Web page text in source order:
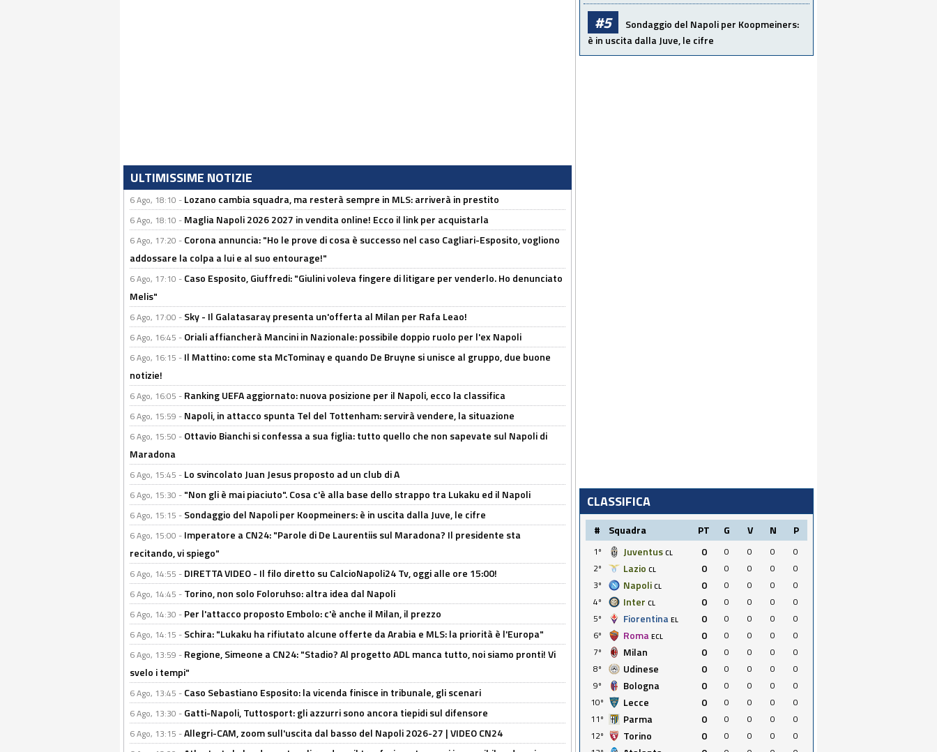
ULTIMISSIME NOTIZIE
6 Ago, 18:10 - Lozano cambia squadra, ma resterà sempre in MLS: arriverà in prestito
6 Ago, 18:10 - Maglia Napoli 2026 2027 in vendita online! Ecco il link per acquistarla
6 Ago, 17:20 - Corona annuncia: "Ho le prove di cosa è successo nel caso Cagliari-Esposito, vogliono
addossare la colpa a lui e al suo entourage!"
6 Ago, 17:10 - Caso Esposito, Giuffredi: "Giulini voleva fingere di litigare per venderlo. Ho denunciato
Melis"
6 Ago, 17:00 - Sky - Il Galatasaray presenta un'offerta al Milan per Rafa Leao!
6 Ago, 16:45 - Oriali affiancherà Mancini in Nazionale: possibile doppio ruolo per l'ex Napoli
6 Ago, 16:15 - Il Mattino: come sta McTominay e quando De Bruyne si unisce al gruppo, due buone
notizie!
6 Ago, 16:05 - Ranking UEFA aggiornato: nuova posizione per il Napoli, ecco la classifica
6 Ago, 15:59 - Napoli, in attacco spunta Tel del Tottenham: servirà vendere, la situazione
6 Ago, 15:50 - Ottavio Bianchi si confessa a sua figlia: tutto quello che non sapevate sul Napoli di
Maradona
6 Ago, 15:45 - Lo svincolato Juan Jesus proposto ad un club di A
6 Ago, 15:30 - "Non gli è mai piaciuto". Cosa c'è alla base dello strappo tra Lukaku ed il Napoli
6 Ago, 15:15 - Sondaggio del Napoli per Koopmeiners: è in uscita dalla Juve, le cifre
6 Ago, 15:00 - Imperatore a CN24: "Parole di De Laurentiis sul Maradona? Il presidente sta
recitando, vi spiego"
6 Ago, 14:55 - DIRETTA VIDEO - Il filo diretto su CalcioNapoli24 Tv, oggi alle ore 15:00!
6 Ago, 14:45 - Torino, non solo Foloruhso: altra idea dal Napoli
6 Ago, 14:30 - Per l'attacco proposto Embolo: c'è anche il Milan, il prezzo
6 Ago, 14:15 - Schira: "Lukaku ha rifiutato alcune offerte da Arabia e MLS: la priorità è l'Europa"
6 Ago, 13:59 - Regione, Simeone a CN24: "Stadio? Al progetto ADL manca tutto, noi siamo pronti! Vi
svelo i tempi"
6 Ago, 13:45 - Caso Sebastiano Esposito: la vicenda finisce in tribunale, gli scenari
6 Ago, 13:30 - Gatti-Napoli, Tuttosport: gli azzurri sono ancora tiepidi sul difensore
6 Ago, 13:15 -Allegri-CAM, zoom sull'uscita dal basso del Napoli 2026-27 | VIDEO CN24
#5
Sondaggio del Napoli per Koopmeiners:
è in uscita dalla Juve, le cifre
CLASSIFICA
# Squadra PT G V N P
1º Juventus CL 0 0 0 0
0
2º
Lazio CL 0 0 0 0
0
3º
Napoli CL 0 0 0 0
0
4º
Inter CL 0 0 0 0
0
5º
Fiorentina EL 0 0 0 0
0
6º
Roma ECL 0 0 0 0
0
7º
Milan 0 0 0 0
0
8º
Udinese 0 0 0 0
0
9º
Bologna 0 0 0 0
0
10º
Lecce 0 0 0 0
0
11º
Parma 0 0 0 0
0
12º
Torino 0 0 0 0
0